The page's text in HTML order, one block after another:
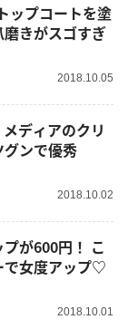
ップコートを塗
きがスゴすぎ
2018.10.05
ディアのクリ
ンで優秀
2018.10.02
が600円！ こ
で女度アップ♡
2018.10.01